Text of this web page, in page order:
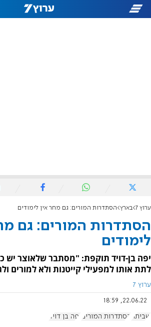
ערוץ 7 בארץ הסתדרות המורים: גם מחר אין לימודים
הסתדרות המורים: גם
לימודים
יפה בן-דויד תוקפת: "מסתבר שלאוצר יש
לתת אותו למפעילי קייטנות ולא למורים
ערוץ 7
22.06.22, 18:59
שביתה הסתדרות המורים יפה בן דויד